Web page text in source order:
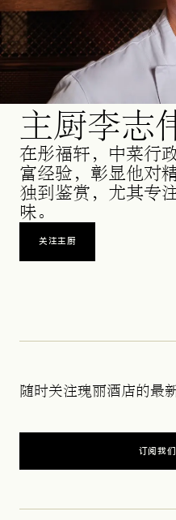
主厨李志
在彤福轩，中菜行
富经验，彰显他对
独到鉴赏，尤其专
味。
关注主厨
在新标签页中打开
随时关注瑰丽酒店的最
订阅我